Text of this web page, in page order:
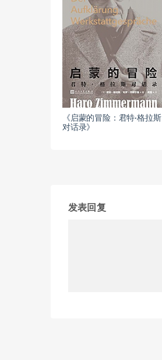
《启蒙的冒险：君特·格拉斯
对话录》
发表回复